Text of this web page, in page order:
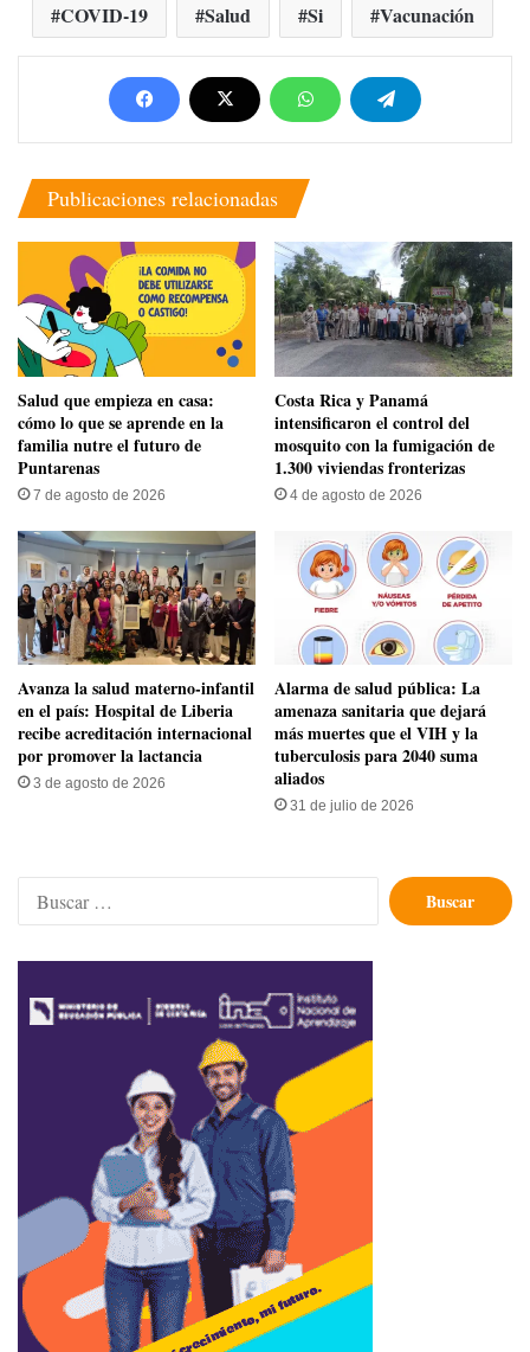
COVID-19 Salud Si Vacunación
Publicaciones relacionadas
Salud que empieza en casa:
cómo lo que se aprende en la
familia nutre el futuro de
Puntarenas
7 de agosto de 2026
Costa Rica y Panamá
intensificaron el control del
mosquito con la fumigación de
1.300 viviendas fronterizas
4 de agosto de 2026
Avanza la salud materno-infantil
en el país: Hospital de Liberia
recibe acreditación internacional
por promover la lactancia
3 de agosto de 2026
​Alarma de salud pública: La
amenaza sanitaria que dejará
más muertes que el VIH y la
tuberculosis para 2040 suma
aliados
31 de julio de 2026
Buscar: